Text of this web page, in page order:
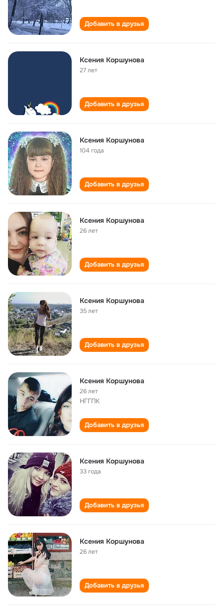
Добавить в друзья
Ксения Коршунова
27 лет
Добавить в друзья
Ксения Коршунова
104 года
Добавить в друзья
Ксения Коршунова
26 лет
Добавить в друзья
Ксения Коршунова
35 лет
Добавить в друзья
Ксения Коршунова
26 лет
НГГПК
Добавить в друзья
Ксения Коршунова
33 года
Добавить в друзья
Ксения Коршунова
26 лет
Добавить в друзья